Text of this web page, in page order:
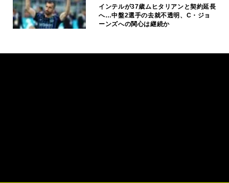
インテルが37歳ムヒタリアンと契約延長
へ…中盤2選手の去就不透明、C・ジョ
ーンズへの関心は継続か